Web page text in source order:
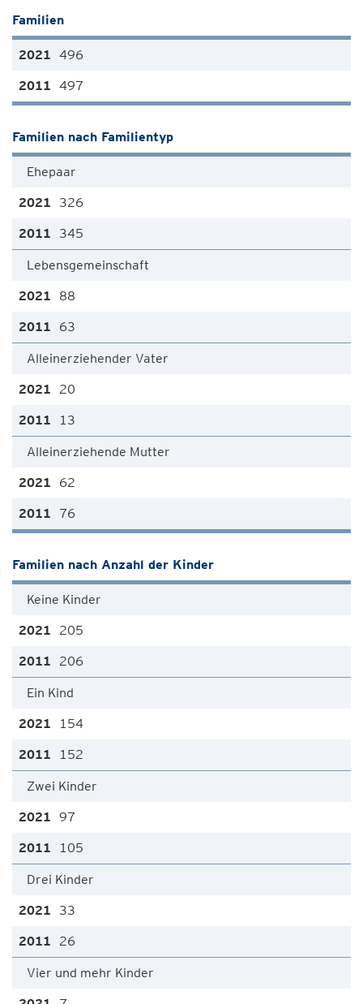
Familien
496
497
Familien nach Familientyp
Ehepaar
326
345
Lebensgemeinschaft
88
63
Alleinerziehender Vater
20
13
Alleinerziehende Mutter
62
76
Familien nach Anzahl der Kinder
Keine Kinder
205
206
Ein Kind
154
152
Zwei Kinder
97
105
Drei Kinder
33
26
Vier und mehr Kinder